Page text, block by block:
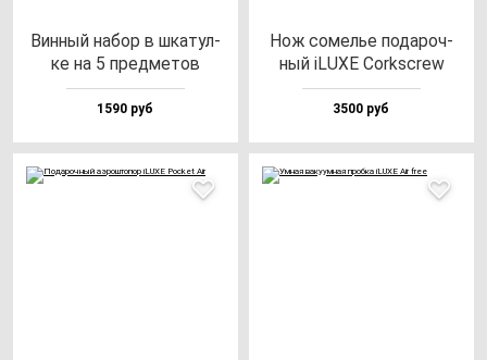
Вин­ный на­бор в шка­тул­
ке на 5 пред­ме­тов
1590 руб
Нож со­мелье по­да­роч­
ный iLUXE Corkscrew
3500 руб